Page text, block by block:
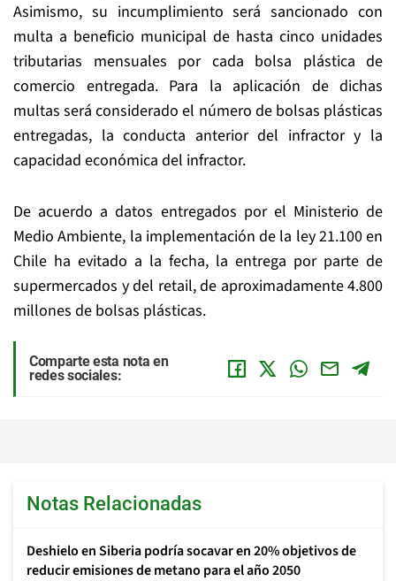
Asimismo, su incumplimiento será sancionado con
multa a beneficio municipal de hasta cinco unidades
tributarias mensuales por cada bolsa plástica de
comercio entregada. Para la aplicación de dichas
multas será considerado el número de bolsas plásticas
entregadas, la conducta anterior del infractor y la
capacidad económica del infractor.
De acuerdo a datos entregados por el Ministerio de
Medio Ambiente, la implementación de la ley 21.100 en
Chile ha evitado a la fecha, la entrega por parte de
supermercados y del retail, de aproximadamente 4.800
millones de bolsas plásticas.
Comparte esta nota en
redes sociales:
Notas Relacionadas
Deshielo en Siberia podría socavar en 20% objetivos de
reducir emisiones de metano para el año 2050